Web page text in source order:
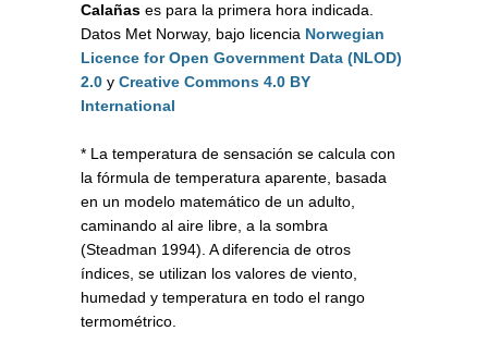
Calañas es para la primera hora indicada.
Datos Met Norway, bajo licencia Norwegian
Licence for Open Government Data (NLOD)
2.0 y Creative Commons 4.0 BY
International
* La temperatura de sensación se calcula con
la fórmula de temperatura aparente, basada
en un modelo matemático de un adulto,
caminando al aire libre, a la sombra
(Steadman 1994). A diferencia de otros
índices, se utilizan los valores de viento,
humedad y temperatura en todo el rango
termométrico.